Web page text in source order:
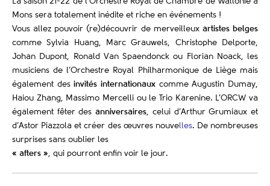
Mons sera totalement inédite et riche en événements !
Vous allez pouvoir (re)découvrir de merveilleux artistes belges
comme Sylvia Huang, Marc Grauwels, Christophe Delporte,
Johan Dupont, Ronald Van Spaendonck ou Florian Noack, les
musiciens de l’Orchestre Royal Philharmonique de Liège mais
également desinvités internationaux comme Augustin Dumay,
Haiou Zhang, Massimo Mercelli ou le Trio Karenine. L’ORCW va
également fêter desanniversaires , celui d’Arthur Grumiaux et
d’Astor Piazzola et créer des œuvres nouvelles. De nombreuses
surprises sans oublier les
« afters » , qui pourront enfin voir le jour.